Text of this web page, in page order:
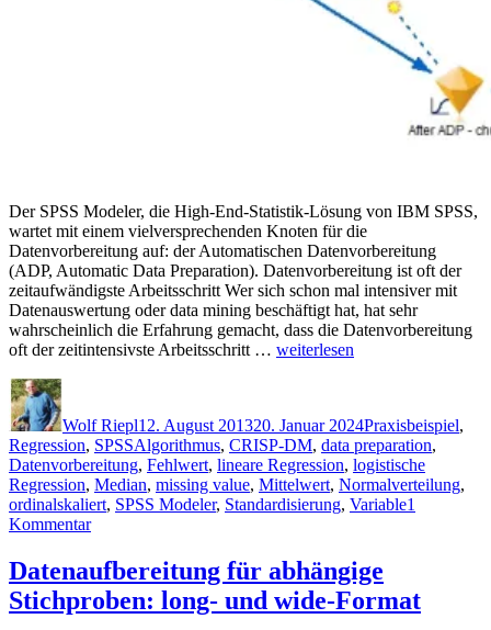
Der SPSS Modeler, die High-End-Statistik-Lösung von IBM SPSS,
wartet mit einem vielversprechenden Knoten für die
Datenvorbereitung auf: der Automatischen Datenvorbereitung
(ADP, Automatic Data Preparation). Datenvorbereitung ist oft der
zeitaufwändigste Arbeitsschritt Wer sich schon mal intensiver mit
Datenauswertung oder data mining beschäftigt hat, hat sehr
wahrscheinlich die Erfahrung gemacht, dass die Datenvorbereitung
oft der zeitintensivste Arbeitsschritt … „SPSS
Datenvorbereitung:
Was
passiert
da?“
weiterlesen
Wolf Riepl12. August 201320. Januar 2024Praxisbeispiel,
Regression, SPSSSchlagwörter
Algorithmus, CRISP-DM, data preparation,
Datenvorbereitung, Fehlwert, lineare Regression, logistische
Regression, Median, missing value, Mittelwert, Normalverteilung,
ordinalskaliert, SPSS Modeler, Standardisierung, Variable1
Kommentarzu
Modeler
–
Automatische
Datenaufbereitung für abhängige
Stichproben: long- und wide-Format